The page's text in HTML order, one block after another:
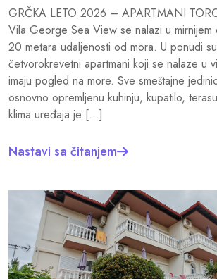
GRČKA LETO 2026 – APARTMANI
Vila George Sea View se nalazi u mirnijem
20 metara udaljenosti od mora. U ponudi
četvorokrevetni apartmani koji se nalaze u
imaju pogled na more. Sve smeštajne
osnovno opremljenu kuhinju, kupatilo,
klima uređaja je […]
Nastavi sa čitanjem